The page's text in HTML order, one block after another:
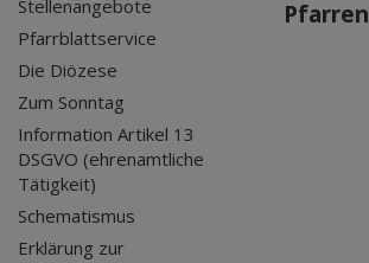
Stellenangebote
Pfarrblattservice
Die Diözese
Zum Sonntag
Information Artikel 13
DSGVO (ehrenamtliche
Tätigkeit)
Schematismus
Erklärung zur
Pfarren